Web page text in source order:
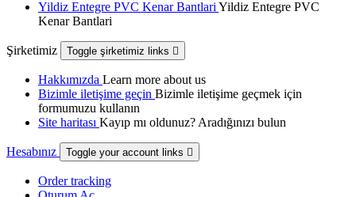
Yildiz Entegre PVC Kenar Bantlari Yildiz Entegre PVC
Kenar Bantlari
Şirketimiz Toggle şirketimiz links 
Hakkımızda Learn more about us
Bizimle iletişime geçin Bizimle iletişime geçmek için
formumuzu kullanın
Site haritası Kayıp mı oldunuz? Aradığınızı bulun
Hesabınız Toggle your account links 
Order tracking